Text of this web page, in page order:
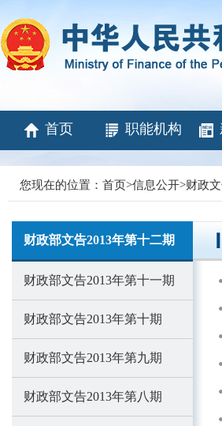
首页 职能机构
您现在的位置： 首页>信息公开>财政
财政部文告2013年第十二期
财政部文告2013年第十一期
财政部文告2013年第十期
财政部文告2013年第九期
财政部文告2013年第八期